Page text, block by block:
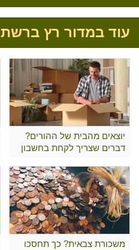
עוד במדור רץ ברשת
יוצאים מהבית של ההורים?
דברים שצריך לקחת בחשבון
משכורת צבאית? כך תחסכו